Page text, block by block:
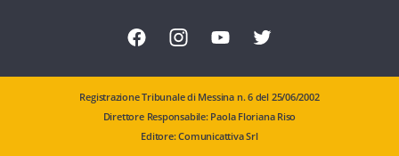
Registrazione Tribunale di Messina n. 6 del 25/06/2002
Direttore Responsabile: Paola Floriana Riso
Editore: Comunicattiva Srl